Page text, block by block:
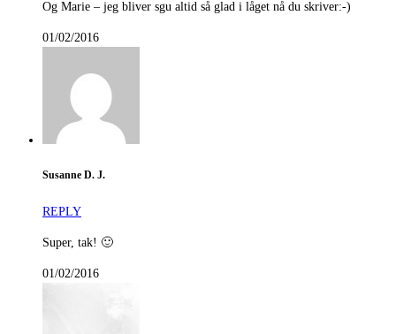
Og Marie – jeg bliver sgu altid så glad i låget nå du skriver:-)
01/02/2016
Susanne D. J.
REPLY
Super, tak! 🙂
01/02/2016